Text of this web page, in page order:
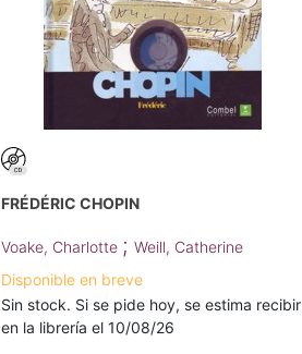
FRÉDÉRIC CHOPIN
Voake, Charlotte ; Weill, Catherine
Disponible en breve
Sin stock. Si se pide hoy, se estima recibir
en la librería el 10/08/26